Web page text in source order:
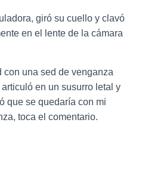
giró su cuello y clavó
en el lente de la cámara
con una sed de venganza
en un susurro letal y
que se quedaría con mi
toca el comentario.